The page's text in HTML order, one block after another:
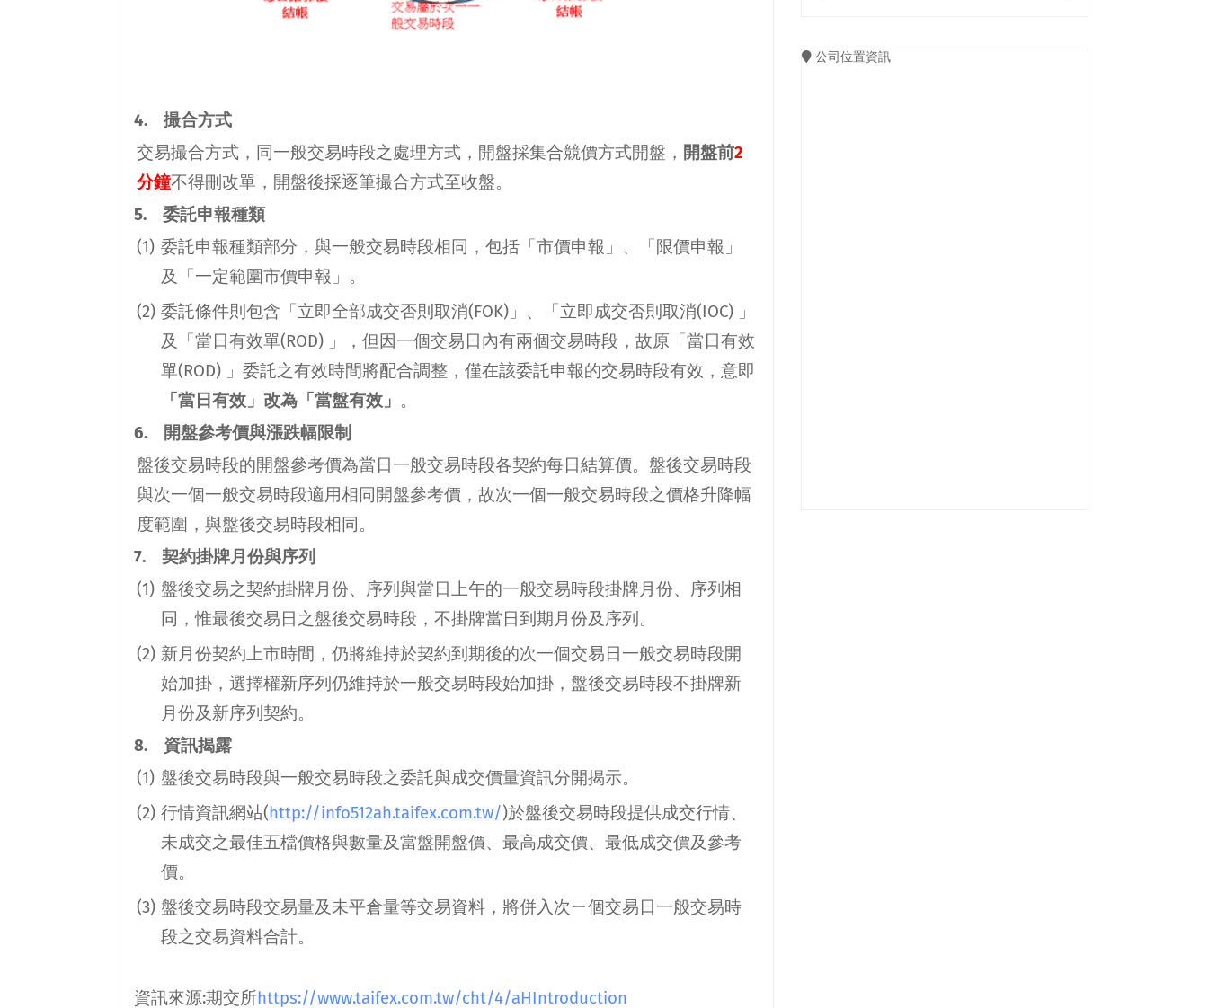
4.
撮合方式
交易撮合方式，同一般交易時段之處理方式，開盤採集合競價方式開盤， 開盤前2
分鐘不得刪改單，開盤後採逐筆撮合方式至收盤。
5.
委託申報種類
(1) 委託申報種類部分，與一般交易時段相同，包括「市價申報」、「限價申報」
及「一定範圍市價申報」。
(2) 委託條件則包含「立即全部成交否則取消(FOK) 」、「立即成交否則取消(IOC) 」
及「當日有效單(ROD) 」，但因一個交易日內有兩個交易時段，故原「當日有效
單(ROD) 」委託之有效時間將配合調整，僅在該委託申報的交易時段有效，意即
「當日有效」改為「當盤有效」 。
6.
開盤參考價與漲跌幅限制
盤後交易時段的開盤參考價為當日一般交易時段各契約每日結算價。盤後交易時段
與次一個一般交易時段適用相同開盤參考價，故次一個一般交易時段之價格升降幅
度範圍，與盤後交易時段相同。
7.
契約掛牌月份與序列
(1) 盤後交易之契約掛牌月份、序列與當日上午的一般交易時段掛牌月份、序列相
同，惟最後交易日之盤後交易時段，不掛牌當日到期月份及序列。
(2) 新月份契約上市時間，仍將維持於契約到期後的次一個交易日一般交易時段開
始加掛，選擇權新序列仍維持於一般交易時段始加掛，盤後交易時段不掛牌新
月份及新序列契約。
8.
資訊揭露
(1) 盤後交易時段與一般交易時段之委託與成交價量資訊分開揭示。
(2) 行情資訊網站(http://info512ah.taifex.com.tw/)於盤後交易時段提供成交行情、
未成交之最佳五檔價格與數量及當盤開盤價、最高成交價、最低成交價及參考
價。
(3) 盤後交易時段交易量及未平倉量等交易資料，將併入次ㄧ個交易日一般交易時
段之交易資料合計。
資訊來源:期交所https://www.taifex.com.tw/cht/4/aHIntroduction
公司位置資訊